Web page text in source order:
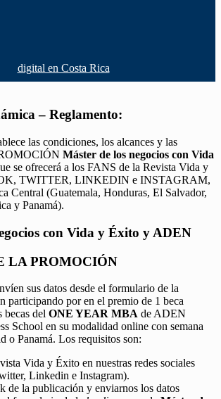
digital en Costa Rica
– Reglamento:
las condiciones, los alcances y las
Máster de los negocios con Vida
se ofrecerá a los FANS de la Revista Vida y
TWITTER, LINKEDIN e INSTAGRAM,
Central (Guatemala, Honduras, El Salvador,
y Panamá).
con Vida y Éxito y ADEN
LA PROMOCIÓN
sus datos desde el formulario de la
participando por en el premio de 1 beca
becas del ONE YEAR MBA de ADEN
School en su modalidad online con semana
o Panamá. Los requisitos son:
Vida y Éxito en nuestras redes sociales
Linkedin e Instagram).
de la publicación y enviarnos los datos